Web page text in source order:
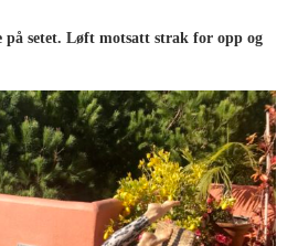
setet. Løft motsatt strak for opp og